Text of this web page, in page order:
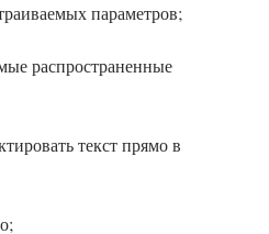
параметров;
распространенные
текст прямо в